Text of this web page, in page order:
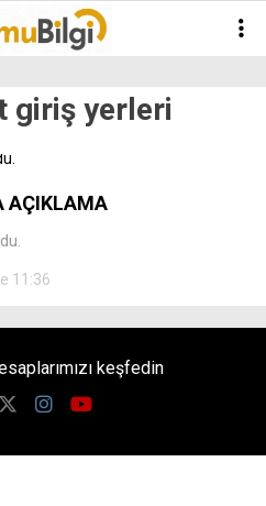
giriş yerleri
AÇIKLAMA
11:36
keşfedin